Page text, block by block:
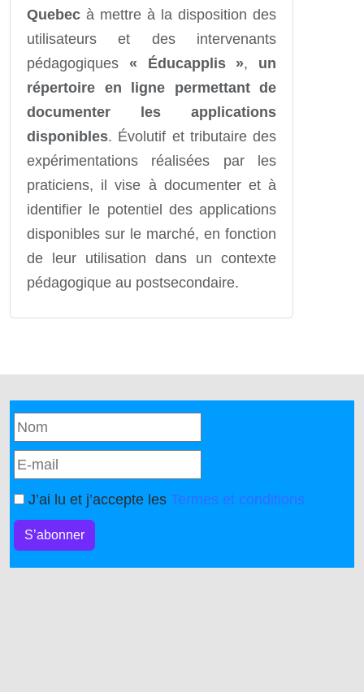
Quebec à mettre à la disposition des
utilisateurs et des intervenants
pédagogiques « Éducapplis », un
répertoire en ligne permettant de
documenter les applications
disponibles. Évolutif et tributaire des
expérimentations réalisées par les
praticiens, il vise à documenter et à
identifier le potentiel des applications
disponibles sur le marché, en fonction
de leur utilisation dans un contexte
pédagogique au postsecondaire.
J’ai lu et j’accepte les Termes et conditions
S’abonner